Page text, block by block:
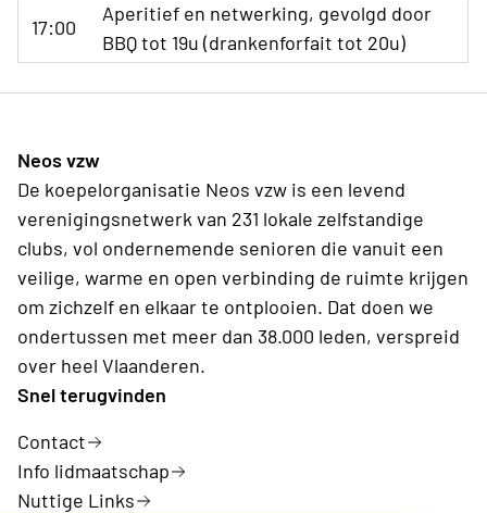
17:00
Aperitief en netwerking, gevolgd door
BBQ tot 19u (drankenforfait tot 20u)
Neos vzw
De koepelorganisatie Neos vzw is een levend
verenigingsnetwerk van 231 lokale zelfstandige
clubs, vol ondernemende senioren die vanuit een
veilige, warme en open verbinding de ruimte krijgen
om zichzelf en elkaar te ontplooien. Dat doen we
ondertussen met meer dan 38.000 leden, verspreid
over heel Vlaanderen.
Snel terugvinden
Contact
Info lidmaatschap
Nuttige Links